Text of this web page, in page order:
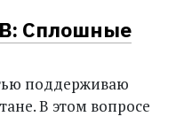
Сплошные
поддерживаю
В этом вопросе